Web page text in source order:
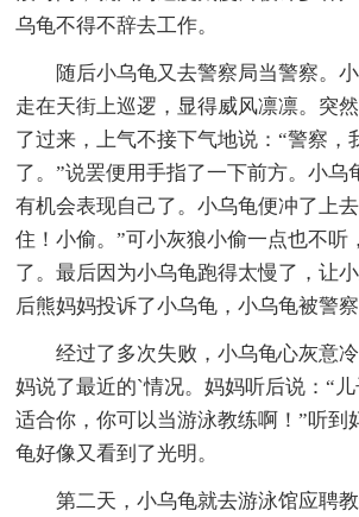
乌龟不得不辞去工作。
随后小乌龟又去警察局当警察。小
走在天街上巡逻，显得威风凛凛。突
了过来，上气不接下气地说：“警察，
了。”说罢便用手指了一下前方。小乌
有机会表现自己了。小乌龟便冲了上
住！小偷。”可小灰狼小偷一点也不听
了。最后因为小乌龟跑得太慢了，让
后熊妈妈投诉了小乌龟，小乌龟被警察
经过了多次失败，小乌龟心灰意冷
妈说了最近的`情况。妈妈听后说：“
适合你，你可以当游泳教练啊！”听到
龟好像又看到了光明。
第二天，小乌龟就去游泳馆应聘教